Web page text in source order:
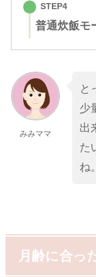
STEP4
普通炊飯モ
みみママ
と
少
出
た
ね。
月齢に合っ